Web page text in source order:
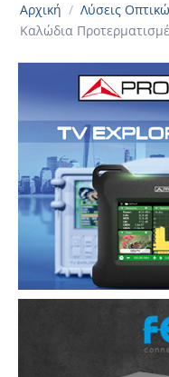
Αρχική / Λύσεις
Καλώδια